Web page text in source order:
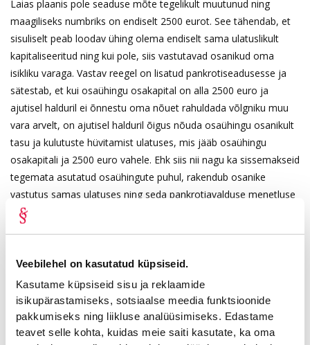
Veebilehel on kasutatud küpsiseid.
Kasutame küpsiseid sisu ja reklaamide
isikupärastamiseks, sotsiaalse meedia funktsioonide
pakkumiseks ning liikluse analüüsimiseks. Edastame
teavet selle kohta, kuidas meie saiti kasutate, ka oma
Laias plaanis pole seaduse mõte tegelikult muutunud ning
maagiliseks numbriks on endiselt 2500 eurot. See tähendab, et
sisuliselt peab loodav ühing olema endiselt sama ulatuslikult
kapitaliseeritud ning kui pole, siis vastutavad osanikud oma
isikliku varaga. Vastav reegel on lisatud pankrotiseadusesse ja
sätestab, et kui osaühingu osakapital on alla 2500 euro ja
ajutisel halduril ei õnnestu oma nõuet rahuldada võlgniku muu
vara arvelt, on ajutisel halduril õigus nõuda osaühingu osanikult
tasu ja kulutuste hüvitamist ulatuses, mis jääb osaühingu
osakapitali ja 2500 euro vahele. Ehk siis nii nagu ka sissemakseid
tegemata asutatud osaühingute puhul, rakendub osanike
vastutus samas ulatuses ning seda pankrotiavalduse menetluse
raugemise olukorras.
Advokaadibüroo Lepmets & Nõges meeskonnaga tutvumiseks
vajuta siia!